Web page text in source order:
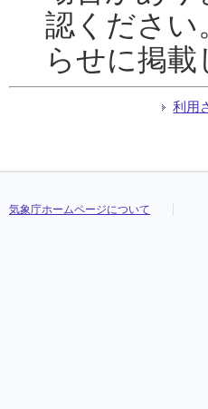
認ください
らせに掲載
利用
気象庁ホームページについて